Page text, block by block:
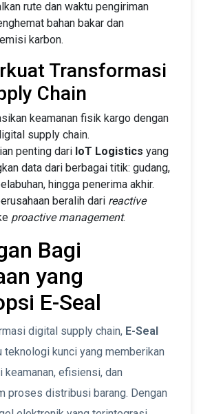
rute dan waktu pengiriman
bahan bakar dan
karbon.
Transformasi
Chain
keamanan fisik kargo dengan
supply chain.
penting dari IoT Logistics yang
data dari berbagai titik: gudang,
hingga penerima akhir.
beralih dari reactive
proactive management.
Bagi
yang
E-Seal
digital supply chain, E-Seal
teknologi kunci yang memberikan
keamanan, efisiensi, dan
proses distribusi barang. Dengan